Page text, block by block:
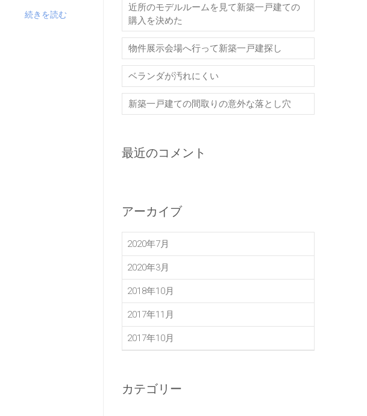
続きを読む
近所のモデルルームを見て新築一戸建ての
購入を決めた
物件展示会場へ行って新築一戸建探し
ベランダが汚れにくい
新築一戸建ての間取りの意外な落とし穴
最近のコメント
アーカイブ
2020年7月
2020年3月
2018年10月
2017年11月
2017年10月
カテゴリー